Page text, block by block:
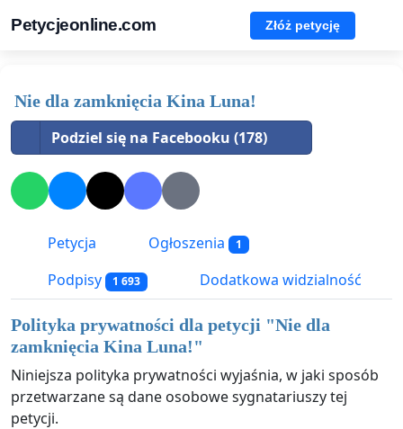
Petycjeonline.com Złóż petycję
Nie dla zamknięcia Kina Luna!
Podziel się na Facebooku (178)
Petycja Ogłoszenia 1
Podpisy 1 693 Dodatkowa widzialność
Polityka prywatności dla petycji "Nie dla
zamknięcia Kina Luna!"
Niniejsza polityka prywatności wyjaśnia, w jaki sposób
przetwarzane są dane osobowe sygnatariuszy tej
petycji.